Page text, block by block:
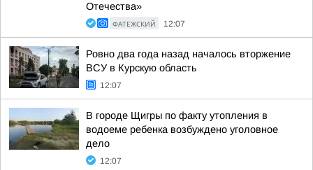
Отечества»
ФАТЕЖСКИЙ 12:07
Ровно два года назад началось вторжение
ВСУ в Курскую область
12:07
В городе Щигры по факту утопления в
водоеме ребенка возбуждено уголовное
дело
12:07